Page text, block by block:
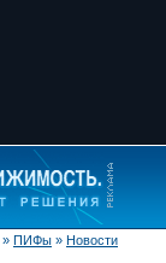
» ПИФы » Новости